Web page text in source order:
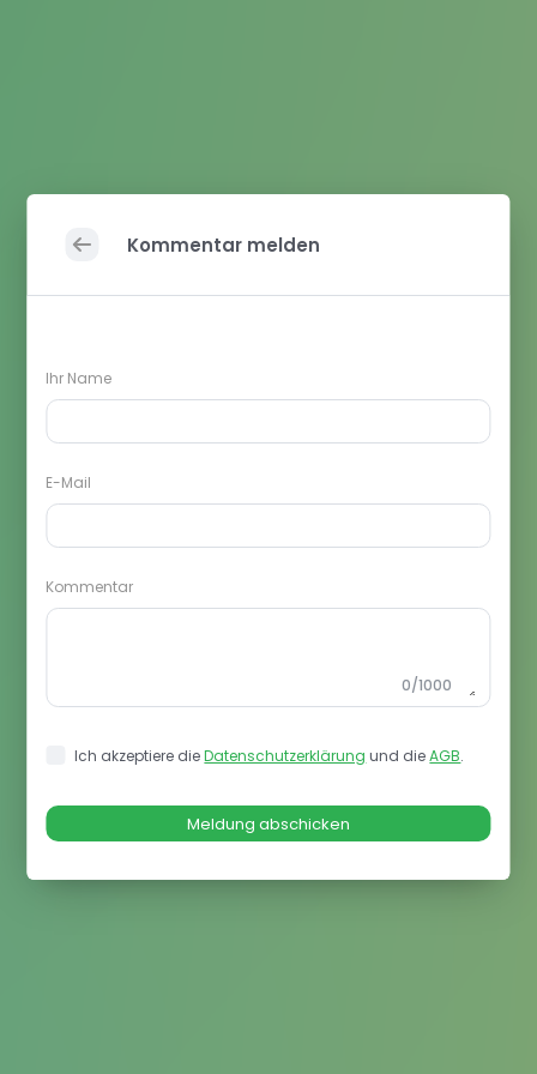
Kommentar melden
Ihr Name
E-Mail
Kommentar
0/1000
Ich akzeptiere dieDatenschutzerklärung und dieAGB.
Meldung abschicken